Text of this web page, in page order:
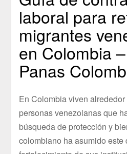
laboral para
migrantes
en Colombia
Panas
En Colombia viven
personas venezolanas que
búsqueda de protección y
colombiano ha asumido este